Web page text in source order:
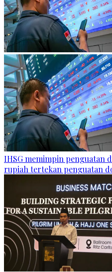
IHSG memimpin penguatan
rupiah tertekan penguatan